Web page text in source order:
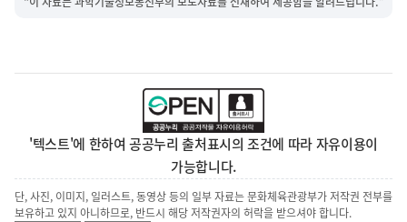
'텍스트'에 한하여 공공누리 출처표시의 조건에 따라 자유이용이
가능합니다.
단, 사진, 이미지, 일러스트, 동영상 등의 일부 자료는 문화체육관광부가 저작권 전부를
보유하고 있지 아니하므로, 반드시 해당 저작권자의 허락을 받으셔야 합니다.